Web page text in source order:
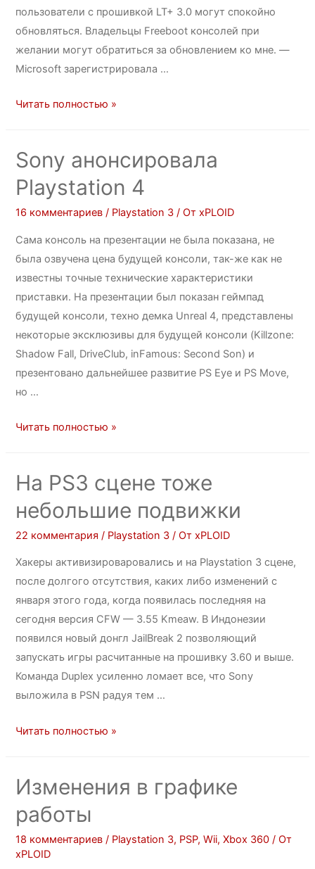
пользователи с прошивкой LT+ 3.0 могут спокойно
обновляться. Владельцы Freeboot консолей при
желании могут обратиться за обновлением ко мне. —
Microsoft зарегистрировала …
Читать полностью »
Sony анонсировала
Playstation 4
16 комментариев / Playstation 3 / ОтxPLOID
Сама консоль на презентации не была показана, не
была озвучена цена будущей консоли, так-же как не
известны точные технические характеристики
приставки. На презентации был показан геймпад
будущей консоли, техно демка Unreal 4, представлены
некоторые эксклюзивы для будущей консоли (Killzone:
Shadow Fall, DriveClub, inFamous: Second Son) и
презентовано дальнейшее развитие PS Eye и PS Move,
но …
Читать полностью »
На PS3 сцене тоже
небольшие подвижки
22 комментария / Playstation 3 / ОтxPLOID
Хакеры активизироваровались и на Playstation 3 сцене,
после долгого отсутствия, каких либо изменений с
января этого года, когда появилась последняя на
сегодня версия CFW — 3.55 Kmeaw. В Индонезии
появился новый донгл JailBreak 2 позволяющий
запускать игры расчитанные на прошивку 3.60 и выше.
Команда Duplex усиленно ломает все, что Sony
выложила в PSN радуя тем …
Читать полностью »
Изменения в графике
работы
18 комментариев / Playstation 3, PSP,Wii,Xbox 360 / От
xPLOID